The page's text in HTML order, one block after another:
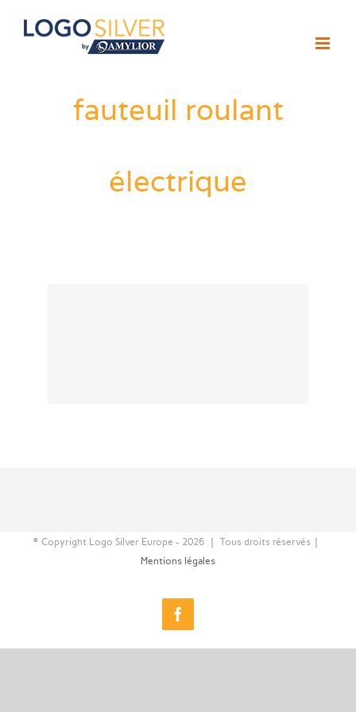
Passer
fauteuil roulant
électrique
© Copyright Logo Silver Europe - 2026 | Tous droits réservés |
Mentions légales
Facebook